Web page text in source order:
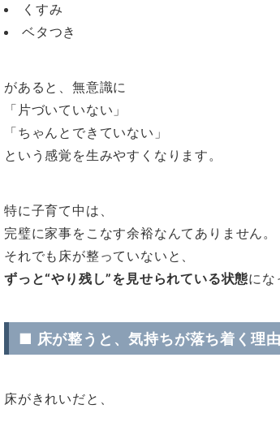
くすみ
ベタつき
があると、無意識に
「片づいていない」
「ちゃんとできていない」
という感覚を生みやすくなります。
特に子育て中は、
完璧に家事をこなす余裕なんてありません。
それでも床が整っていないと、
ずっと“やり残し”を見せられている状態にな
■ 床が整うと、気持ちが落ち着く理由
床がきれいだと、